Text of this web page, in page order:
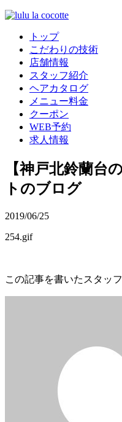
トップ
こだわりの技術
店舗情報
スタッフ紹介
ヘアカタログ
メニュー料金
クーポン
WEB予約
求人情報
【神戸北鈴蘭台
トのブログ
2019/06/25
254.gif
この記事を書いたスタッフ